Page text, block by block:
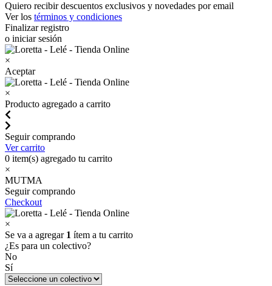
Quiero recibir descuentos exclusivos y novedades por email
Ver los términos y condiciones
Finalizar registro
o iniciar sesión
×
Aceptar
×
Producto agregado a carrito
Seguir comprando
Ver carrito
0 item(s) agregado tu carrito
×
MUTMA
Seguir comprando
Checkout
×
Se va a agregar 1 ítem a tu carrito
¿Es para un colectivo?
No
Sí